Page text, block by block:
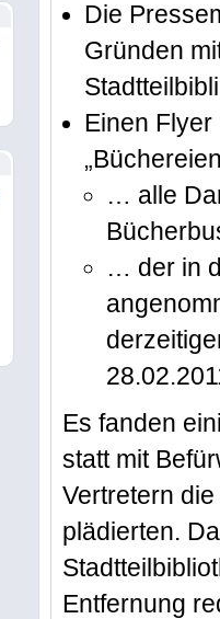
Die
Gründen
Einen
… alle
… der in
Es fanden
statt mit
Vertretern
plädierten.
Entfernung